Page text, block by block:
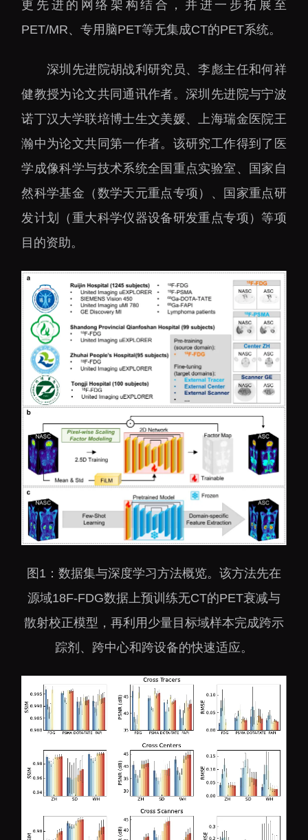
更先进的网络架构结合，并进一步拓展至
PET/MR、专用脑PET等无集成CT的PET系统。
深圳先进院胡战利研究员、李彪主任和何祥
健教授为论文共同通讯作者。深圳先进院与宁波
诺丁汉大学联培博士生文美媛、上海瑞金医院王
瀚中为论文共同第一作者。该研究工作得到了医
学成像科学与技术系统全国重点实验室、国家自
然科学基金（数学天元重点专项）、国家重点研
发计划（重大科学仪器设备研发重点专项）等项
目的资助。
图1：数据集与深度学习方法概览。该方法先在
源域18F-FDG数据上预训练无CT的PET衰减与
散射校正模型，再利用少量目标域样本完成跨示
踪剂、跨中心和跨设备的快速适应。